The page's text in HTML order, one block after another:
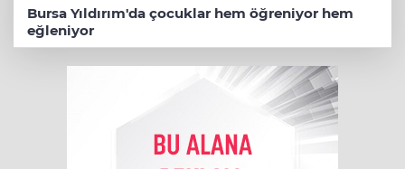
Bursa Yıldırım'da çocuklar hem öğreniyor hem
eğleniyor